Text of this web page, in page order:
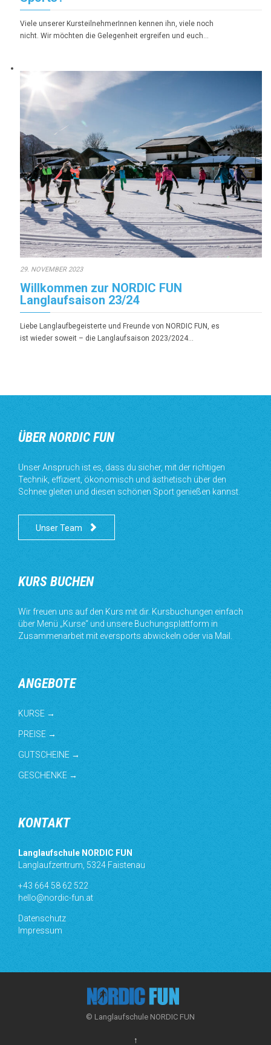
Viele unserer KursteilnehmerInnen kennen ihn, viele noch
nicht. Wir möchten die Gelegenheit ergreifen und euch…
29. NOVEMBER 2023
Willkommen zur NORDIC FUN
Langlaufsaison 23/24
Liebe Langlaufbegeisterte und Freunde von NORDIC FUN, es
ist wieder soweit – die Langlaufsaison 2023/2024…
ÜBER NORDIC FUN
Unser Anspruch ist es, dass du sicher, mit der richtigen
Technik, effizient, ökonomisch und ästhetisch über den
Schnee gleiten und diesen schönen Sport genießen kannst.
Unser Team 
KURS BUCHEN
Wir freuen uns auf den Kurs mit dir. Kursbuchungen einfach
über Menü „Kurse“ und unsere Buchungsplattform in
Zusammenarbeit mit eversports abwickeln oder via Mail.
ANGEBOTE
KURSE →
PREISE →
GUTSCHEINE →
GESCHENKE →
KONTAKT
Langlaufschule NORDIC FUN
Langlaufzentrum, 5324 Faistenau
+43 664 58 62 522
hello@nordic-fun.at
Datenschutz
Impressum
© Langlaufschule NORDIC FUN
↑